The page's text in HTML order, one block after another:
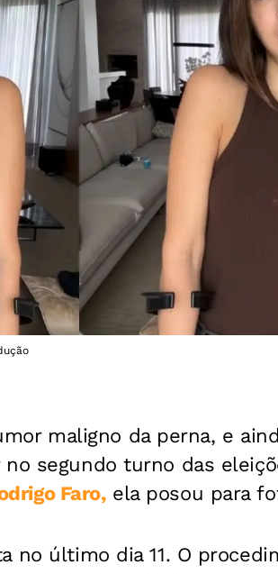
maligno da perna, e
no segundo turno das
Faro,ela posou para
no último dia 11. O